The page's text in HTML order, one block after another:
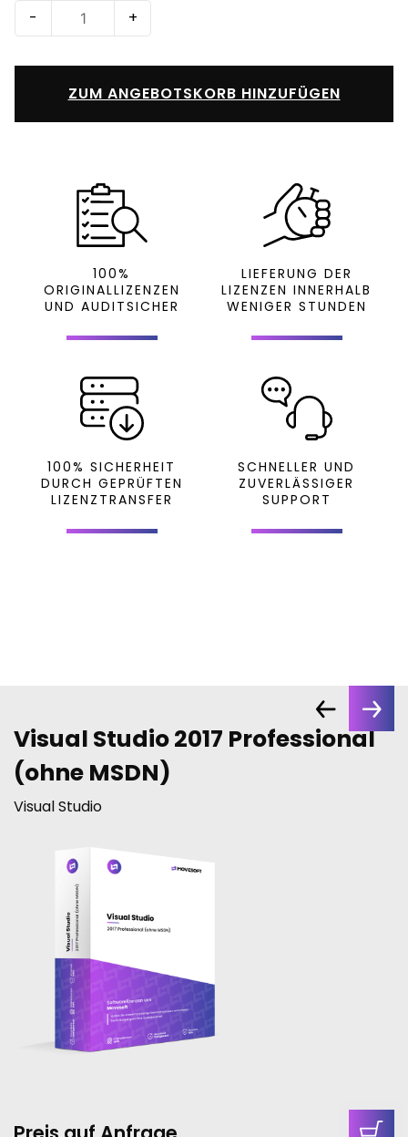
- +
Visual
Studio
2026
Enterprise
ZUM ANGEBOTSKORB HINZUFÜGEN
100%
ORIGINALLIZENZEN
UND AUDITSICHER
LIEFERUNG DER
LIZENZEN INNERHALB
WENIGER STUNDEN
100% SICHERHEIT
DURCH GEPRÜFTEN
LIZENZTRANSFER
SCHNELLER UND
ZUVERLÄSSIGER
SUPPORT
Visual Studio 2017 Professional
(ohne MSDN)
Visual Studio